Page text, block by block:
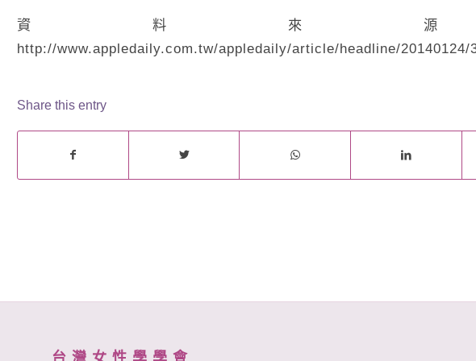
資料來源
http://www.appledaily.com.tw/appledaily/article/headline/20140124/
Share this entry